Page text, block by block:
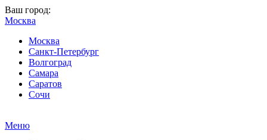
Ваш город:
Москва
Москва
Санкт-Петербург
Волгоград
Самара
Саратов
Сочи
Меню